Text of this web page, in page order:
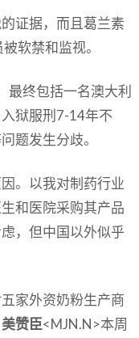
证据，而且葛兰素
软禁和监视。
最终包括一名澳大利
狱服刑7-14年不
题发生分歧。
。以我对制药行业
和医院采购其产品
，但中国以外似乎
家外资奶粉生产商
美赞臣<MJN.N>本周